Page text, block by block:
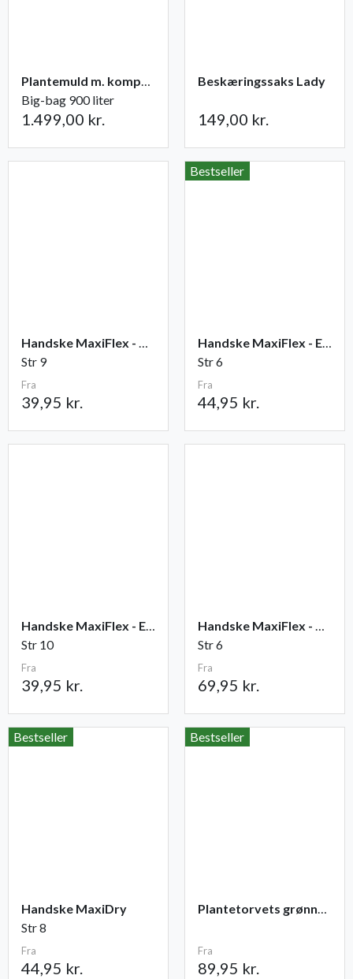
Plantemuld m. kompost fra Champost
Big-bag 900 liter
1.499,00 kr.
Beskæringssaks Lady
149,00 kr.
Handske MaxiFlex - Ultimate
Str 9
Fra
39,95 kr.
Bestseller
Handske MaxiFlex - Endurance
Str 6
Fra
44,95 kr.
Handske MaxiFlex - Elite
Str 10
Fra
39,95 kr.
Handske MaxiFlex - Cut
Str 6
Fra
69,95 kr.
Bestseller
Handske MaxiDry
Str 8
Fra
44,95 kr.
Bestseller
Plantetorvets grønne vandingspose 75 liter
Fra
89,95 kr.